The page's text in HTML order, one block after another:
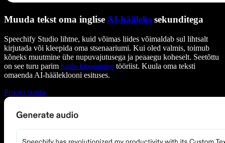
Muuda tekst oma inglise AI-hääleks sekunditega
Speechify Studio lihtne, kuid võimas liides võimaldab sul lihtsalt
kirjutada või kleepida oma stsenaariumi. Kui oled valmis, toimub
kõneks muutmine ühe nupuvajutusega ja peaaegu koheselt. Seetõttu
on see turu parim hääle kloonimise tööriist. Kuula oma teksti
omaenda AI-hääleklooni esituses.
Proovi tasuta